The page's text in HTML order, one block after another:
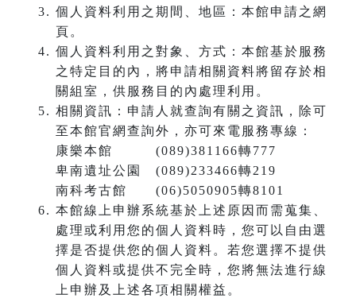
個人資料利用之期間、地區：本館申請之網
頁。
個人資料利用之對象、方式：本館基於服務
之特定目的內，將申請相關資料將留存於相
關組室，供服務目的內處理利用。
相關資訊：申請人就查詢有關之資訊，除可
至本館官網查詢外，亦可來電服務專線：
康樂本館 (089)381166轉777
卑南遺址公園 (089)233466轉219
南科考古館 (06)5050905轉8101
本館線上申辦系統基於上述原因而需蒐集、
處理或利用您的個人資料時，您可以自由選
擇是否提供您的個人資料。若您選擇不提供
個人資料或提供不完全時，您將無法進行線
上申辦及上述各項相關權益。